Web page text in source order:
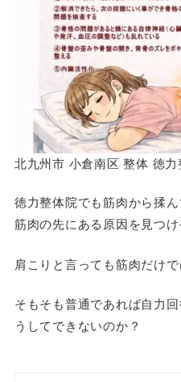
北九州市 小倉南区 整体 徳力
徳力整体院でも筋肉から揉
筋肉の先にある原因を見つけ
肩こりと言っても筋肉だけで
そもそも普通であれば自力
うしてできないのか？